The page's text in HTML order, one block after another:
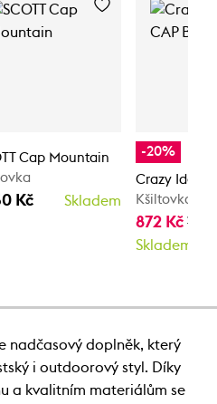
Cap Mountain
Kč Skladem
-20%
Crazy Idea
Kšiltovka
872 Kč1
Skladem
nadčasový doplněk, který
i outdoorový styl. Díky
a kvalitním materiálům se